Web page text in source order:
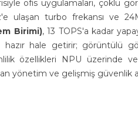
ofis uygulamaları, çoklu
ulaşan turbo frekansı ve
Birimi), 13 TOPS'a kadar
hale getirir; görüntülü
özellikleri NPU üzerinde
yönetim ve gelişmiş güvenlik